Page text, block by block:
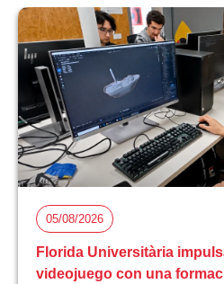
05/08/2026
Florida Universitària
videojuego con una